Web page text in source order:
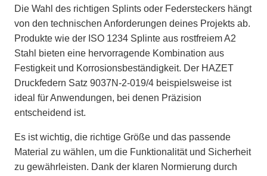
Die Wahl des richtigen Splints oder Federsteckers hängt
von den technischen Anforderungen deines Projekts ab.
Produkte wie der ISO 1234 Splinte aus rostfreiem A2
Stahl bieten eine hervorragende Kombination aus
Festigkeit und Korrosionsbeständigkeit. Der HAZET
Druckfedern Satz 9037N-2-019/4 beispielsweise ist
ideal für Anwendungen, bei denen Präzision
entscheidend ist.
Es ist wichtig, die richtige Größe und das passende
Material zu wählen, um die Funktionalität und Sicherheit
zu gewährleisten. Dank der klaren Normierung durch